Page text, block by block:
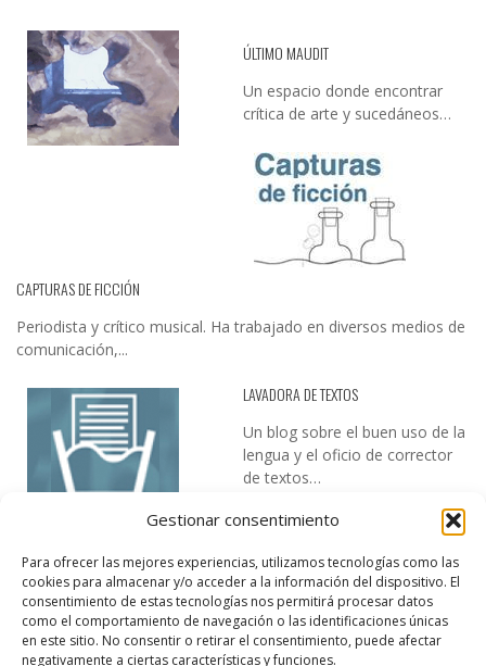
Gestionar consentimiento
Para ofrecer las mejores experiencias, utilizamos tecnologías como las
cookies para almacenar y/o acceder a la información del dispositivo. El
consentimiento de estas tecnologías nos permitirá procesar datos
como el comportamiento de navegación o las identificaciones únicas
en este sitio. No consentir o retirar el consentimiento, puede afectar
negativamente a ciertas características y funciones.
ÚLTIMO MAUDIT
Un espacio donde encontrar
crítica de arte y sucedáneos…
CAPTURAS DE FICCIÓN
Periodista y crítico musical. Ha trabajado en diversos medios de
comunicación,...
LAVADORA DE TEXTOS
Un blog sobre el buen uso de la
lengua y el oficio de corrector
de textos…
DESIREE MARTÍN